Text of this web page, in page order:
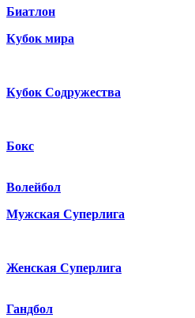
Биатлон
Кубок мира
Кубок Содружества
Бокс
Волейбол
Мужская Суперлига
Женская Суперлига
Гандбол